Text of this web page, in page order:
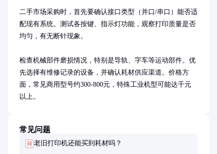
二手市场采购时，首先要确认接口类型（并口/串口）能否适
配现有系统。测试各按键、指示灯功能，观察打印质量是否
均匀，有无断针现象。
检查机械部件磨损情况，特别是导轨、字车等运动部件。优
先选择有维修记录的设备，并确认耗材供应渠道。价格方
面，常见商用型号约300-800元，特殊工业机型可能达千元
以上。
常见问题
问 老旧打印机还能买到耗材吗？